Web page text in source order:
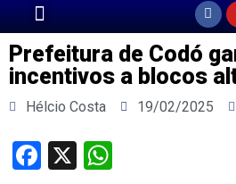
Prefeitura de Codó
incentivos a blocos
Hélcio Costa 19/02/2025
Facebook
X